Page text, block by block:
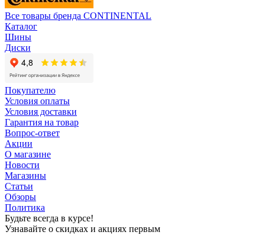
Все товары бренда CONTINENTAL
Каталог
Шины
Диски
Покупателю
Условия оплаты
Условия доставки
Гарантия на товар
Вопрос-ответ
Акции
О магазине
Новости
Магазины
Статьи
Обзоры
Политика
Будьте всегда в курсе!
Узнавайте о скидках и акциях первым